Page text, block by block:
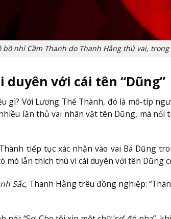
bồ nhí Cầm Thanh do Thanh Hằng thủ vai,
duyên với cái tên “Dũng”
gì? Với Lương Thế Thành, đó là mô-típ
lần thủ vai nhân vật tên Dũng, mà
tiếp tục xác nhận vào vai Bá Dũng
mò lẫn thích thú vì cái duyên với tên Dũng
Sắc, Thanh Hằng trêu đồng nghiệp: